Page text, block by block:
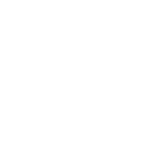
que se refiram
endereços de e-mail,
números de telefone ou
de qualquer pessoa; e
que contenham
informáticos
introduzir ou mudar os